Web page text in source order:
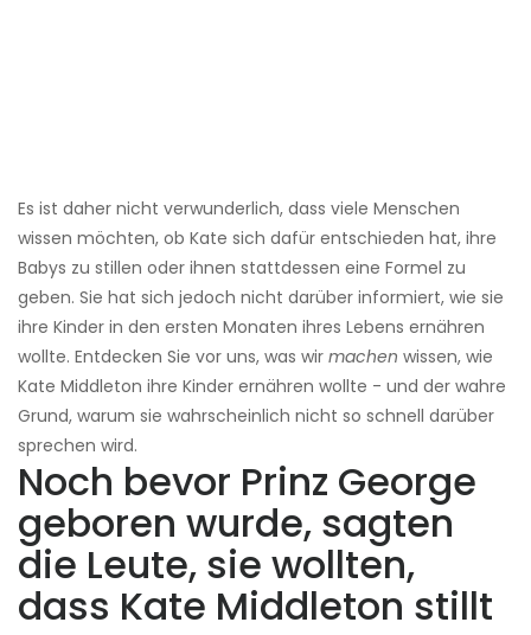
Es ist daher nicht verwunderlich, dass viele Menschen
wissen möchten, ob Kate sich dafür entschieden hat, ihre
Babys zu stillen oder ihnen stattdessen eine Formel zu
geben. Sie hat sich jedoch nicht darüber informiert, wie sie
ihre Kinder in den ersten Monaten ihres Lebens ernähren
wollte. Entdecken Sie vor uns, was wir machen wissen, wie
Kate Middleton ihre Kinder ernähren wollte - und der wahre
Grund, warum sie wahrscheinlich nicht so schnell darüber
sprechen wird.
Noch bevor Prinz George
geboren wurde, sagten
die Leute, sie wollten,
dass Kate Middleton stillt